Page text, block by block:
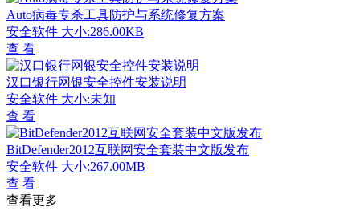
Auto病毒专杀工具防护与系统修复方案
安全软件 大小:286.00KB
查 看
汉口银行网银安全控件安装说明
安全软件 大小:未知
查 看
BitDefender2012互联网安全套装中文版发布
安全软件 大小:267.00MB
查 看
查看更多